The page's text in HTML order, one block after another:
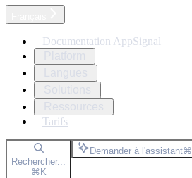
Documentation AppSignal
Tarifs
Rechercher...
⌘K
Demander à l'assistant⌘